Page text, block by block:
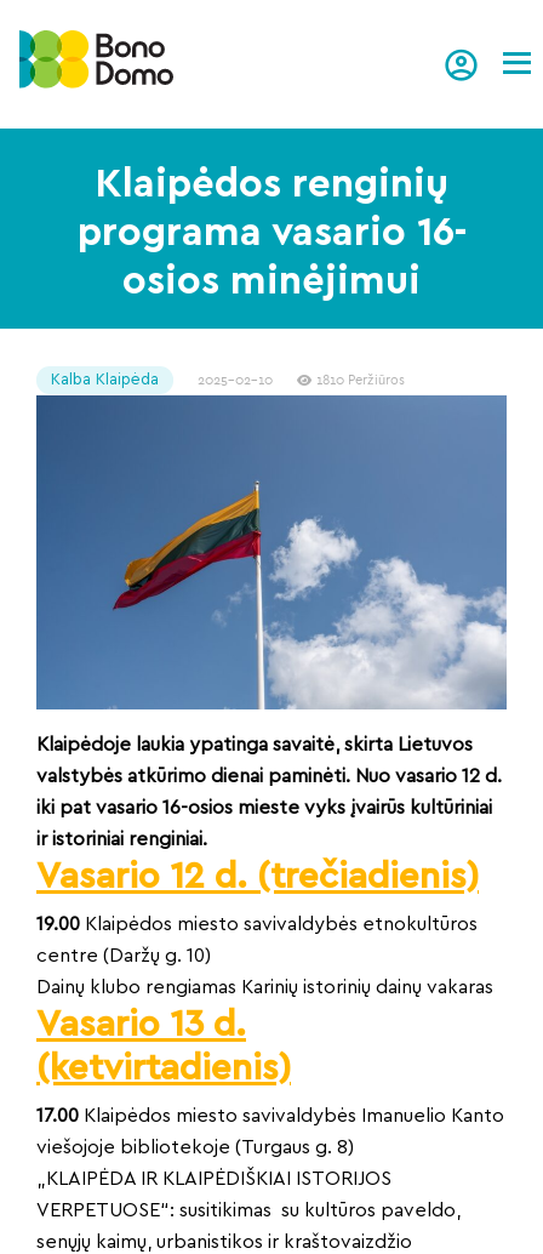
Klaipėdos renginių
programa vasario 16-
osios minėjimui
Kalba Klaipėda 2025-02-10 1810 Peržiūros
Klaipėdoje laukia ypatinga savaitė, skirta Lietuvos
valstybės atkūrimo dienai paminėti. Nuo vasario 12 d.
iki pat vasario 16-osios mieste vyks įvairūs kultūriniai
ir istoriniai renginiai.
Vasario 12 d. (trečiadienis)
19.00 Klaipėdos miesto savivaldybės etnokultūros
centre (Daržų g. 10)
Dainų klubo rengiamas Karinių istorinių dainų vakaras
Vasario 13 d.
(ketvirtadienis)
17.00 Klaipėdos miesto savivaldybės Imanuelio Kanto
viešojoje bibliotekoje (Turgaus g. 8)
„KLAIPĖDA IR KLAIPĖDIŠKIAI ISTORIJOS
VERPETUOSE“: susitikimas su kultūros paveldo,
senųjų kaimų, urbanistikos ir kraštovaizdžio